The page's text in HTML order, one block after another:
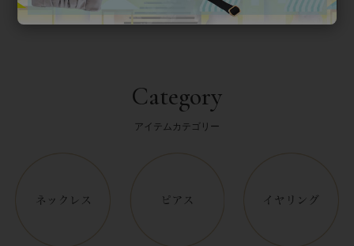
Category
アイテムカテゴリー